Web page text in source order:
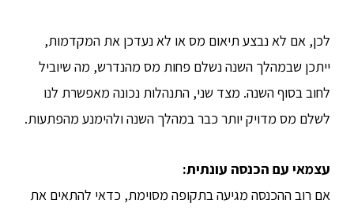
לכן, אם לא נבצע תיאום מס או לא נעדכן את המקדמות,
ייתכן שבמהלך השנה נשלם פחות מס מהנדרש, מה שיוביל
לחוב בסוף השנה. מצד שני, התנהלות נכונה מאפשרת לנו
לשלם מס מדויק יותר כבר במהלך השנה ולהימנע מהפתעות.
עצמאי עם הכנסה עונתית:
אם רוב ההכנסה מגיעה בתקופה מסוימת, כדאי להתאים את